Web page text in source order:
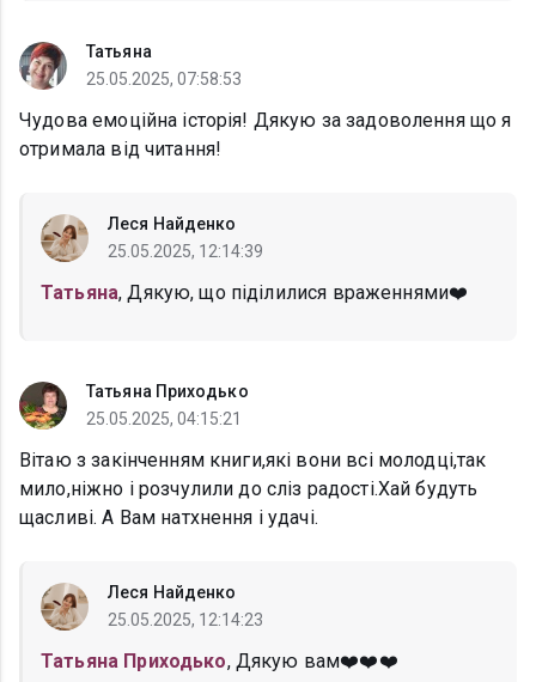
Татьяна
25.05.2025, 07:58:53
Чудова емоційна історія! Дякую за задоволення що я
отримала від читання!
Леся Найденко
25.05.2025, 12:14:39
Татьяна, Дякую, що піділилися враженнями❤️
Татьяна Приходько
25.05.2025, 04:15:21
Вітаю з закінченням книги,які вони всі молодці,так
мило,ніжно і розчулили до сліз радості.Хай будуть
щасливі. А Вам натхнення і удачі.
Леся Найденко
25.05.2025, 12:14:23
Татьяна Приходько, Дякую вам❤️❤️❤️